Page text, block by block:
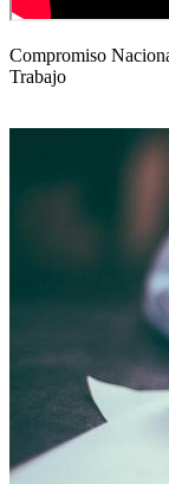
Compromiso
Trabajo